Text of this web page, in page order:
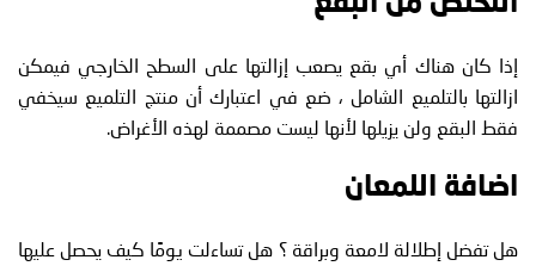
إذا كان هناك أي بقع يصعب إزالتها على السطح الخارجي فيمكن
ازالتها بالتلميع الشامل ، ضع في اعتبارك أن منتج التلميع سيخفي
فقط البقع ولن يزيلها لأنها ليست مصممة لهذه الأغراض.
اضافة اللمعان
هل تفضل إطلالة لامعة وبراقة ؟ هل تساءلت يومًا كيف يحصل عليها